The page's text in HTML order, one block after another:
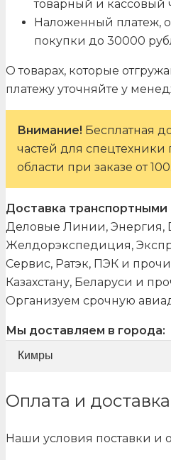
товарный и кассовый
Наложенный платеж,
покупки до 30000
О товарах, которые
платежу уточняйте у
Внимание! Бесплатная
частей для
области при заказе от
Доставка транспортными
Деловые Линии, Энергия,
Желдорэкспедиция,
Сервис, Ратэк, ПЭК и
Казахстану, Беларуси и
Организуем срочную
Мы доставляем в города:
Оплата и
Наши условия поставки и